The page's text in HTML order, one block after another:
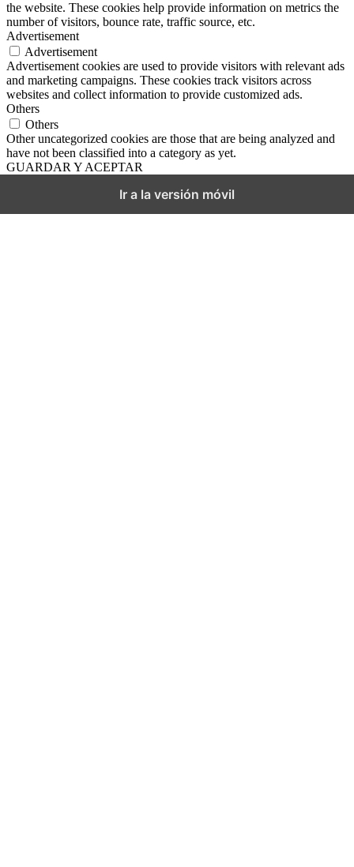
the website. These cookies help provide information on metrics the
number of visitors, bounce rate, traffic source, etc.
Advertisement
Advertisement
Advertisement cookies are used to provide visitors with relevant ads
and marketing campaigns. These cookies track visitors across
websites and collect information to provide customized ads.
Others
Others
Other uncategorized cookies are those that are being analyzed and
have not been classified into a category as yet.
GUARDAR Y ACEPTAR
Ir a la versión móvil